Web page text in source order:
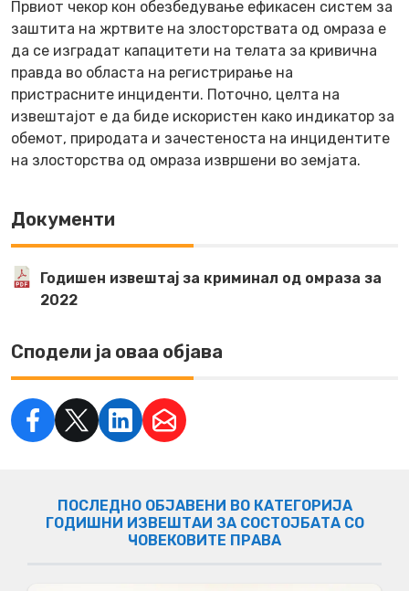
Првиот чекор кон обезбедување ефикасен систем за
заштита на жртвите на злосторствата од омраза е
да се изградат капацитети на телата за кривична
правда во областа на регистрирање на
пристрасните инциденти. Поточно, целта на
извештајот е да биде искористен како индикатор за
обемот, природата и зачестеноста на инцидентите
на злосторства од омраза извршени во земјата.
Документи
Годишен извештај за криминал од омраза за
2022
Сподели ја оваа објава
ПОСЛЕДНО ОБЈАВЕНИ ВО КАТЕГОРИЈА
ГОДИШНИ ИЗВЕШТАИ ЗА СОСТОЈБАТА СО
ЧОВЕКОВИТЕ ПРАВА